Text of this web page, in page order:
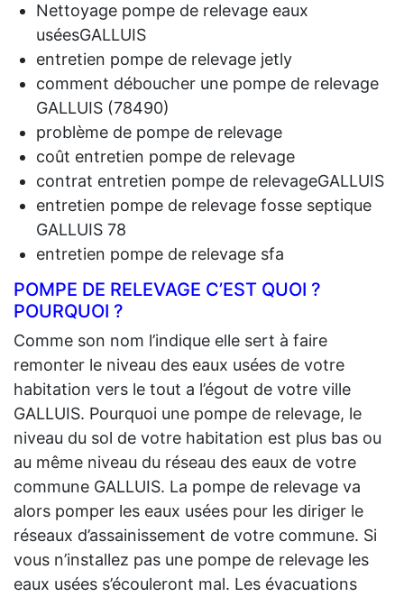
Nettoyage pompe de relevage eaux
uséesGALLUIS
entretien pompe de relevage jetly
comment déboucher une pompe de relevage
GALLUIS (78490)
problème de pompe de relevage
coût entretien pompe de relevage
contrat entretien pompe de relevageGALLUIS
entretien pompe de relevage fosse septique
GALLUIS 78
entretien pompe de relevage sfa
POMPE DE RELEVAGE C’EST QUOI ?
POURQUOI ?
Comme son nom l’indique elle sert à faire
remonter le niveau des eaux usées de votre
habitation vers le tout a l’égout de votre ville
GALLUIS. Pourquoi une pompe de relevage, le
niveau du sol de votre habitation est plus bas ou
au même niveau du réseau des eaux de votre
commune GALLUIS. La pompe de relevage va
alors pomper les eaux usées pour les diriger le
réseaux d’assainissement de votre commune. Si
vous n’installez pas une pompe de relevage les
eaux usées s’écouleront mal. Les évacuations